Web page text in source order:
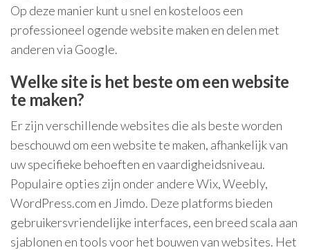
Op deze manier kunt u snel en kosteloos een
professioneel ogende website maken en delen met
anderen via Google.
Welke site is het beste om een website
te maken?
Er zijn verschillende websites die als beste worden
beschouwd om een website te maken, afhankelijk van
uw specifieke behoeften en vaardigheidsniveau.
Populaire opties zijn onder andere Wix, Weebly,
WordPress.com en Jimdo. Deze platforms bieden
gebruikersvriendelijke interfaces, een breed scala aan
sjablonen en tools voor het bouwen van websites. Het